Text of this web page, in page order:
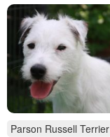
Parson Russell Terrier